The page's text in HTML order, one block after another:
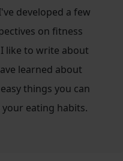
developed a few
on fitness
like to write about
learned about
things you can
eating habits.